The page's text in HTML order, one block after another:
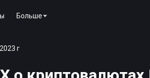
Больше
г